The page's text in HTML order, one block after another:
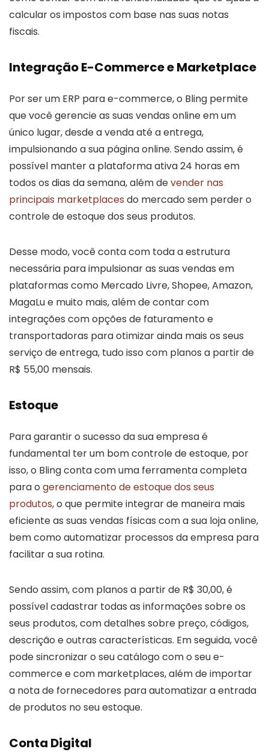
calcular os impostos com base nas suas notas
fiscais.
Integração E-Commerce e Marketplace
Por ser um ERP para e-commerce, o Bling permite
que você gerencie as suas vendas online em um
único lugar, desde a venda até a entrega,
impulsionando a sua página online. Sendo assim, é
possível manter a plataforma ativa 24 horas em
todos os dias da semana, além devender nas
principais marketplaces do mercado sem perder o
controle de estoque dos seus produtos.
Desse modo, você conta com toda a estrutura
necessária para impulsionar as suas vendas em
plataformas como Mercado Livre, Shopee, Amazon,
MagaLu e muito mais, além de contar com
integrações com opções de faturamento e
transportadoras para otimizar ainda mais os seus
serviço de entrega, tudo isso com planos a partir de
R$ 55,00 mensais.
Estoque
Para garantir o sucesso da sua empresa é
fundamental ter um bom controle de estoque, por
isso, o Bling conta com uma ferramenta completa
para o gerenciamento de estoque dos seus
produtos, o que permite integrar de maneira mais
eficiente as suas vendas físicas com a sua loja online,
bem como automatizar processos da empresa para
facilitar a sua rotina.
Sendo assim, com planos a partir de R$ 30,00, é
possível cadastrar todas as informações sobre os
seus produtos, com detalhes sobre preço, códigos,
descrição e outras características. Em seguida, você
pode sincronizar o seu catálogo com o seu e-
commerce e com marketplaces, além de importar
a nota de fornecedores para automatizar a entrada
de produtos no seu estoque.
Conta Digital